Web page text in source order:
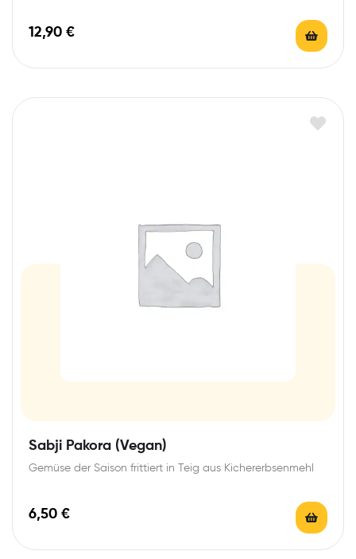
12,90 €
Sabji Pakora (Vegan)
Gemüse der Saison frittiert in Teig aus Kichererbsenmehl
6,50 €